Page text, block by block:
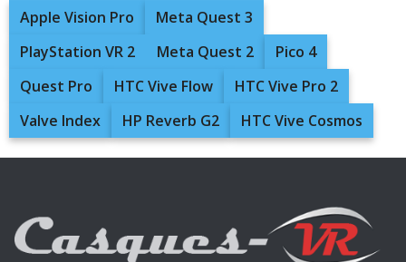
Apple Vision Pro
Meta Quest 3
PlayStation VR 2
Meta Quest 2
Pico 4
Quest Pro
HTC Vive Flow
HTC Vive Pro 2
Valve Index
HP Reverb G2 HTC Vive Cosmos